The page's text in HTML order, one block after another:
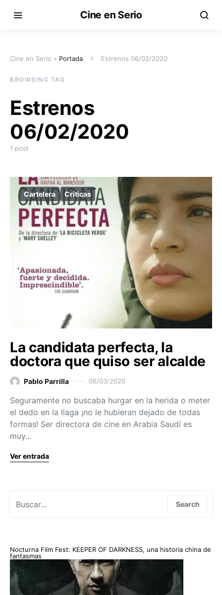
Cine en Serio
Cine en Serio » Portada Estrenos 06/02/2020
BROWSING TAG
Estrenos
06/02/2020
1 post
Cartelera Críticas
La candidata perfecta, la
doctora que quiso ser alcalde
Pablo Parrilla 06/03/2020
Seguramente no buscaba hurgar en la herida o meter
el dedo en la llaga ¡no le hubieran dejado de todas
formas! Ser directora de cine en Arabia Saudí es
muy…
Ver entrada
Search
Nocturna Film Fest: KEEPER OF DARKNESS, una historia china de
fantasmas